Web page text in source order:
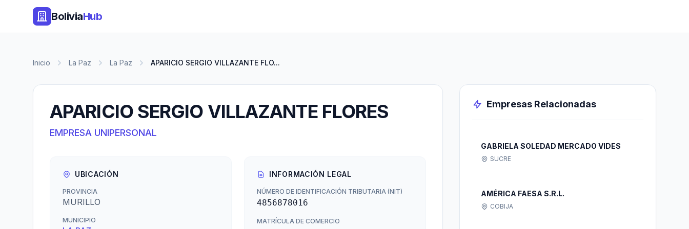
BoliviaHub
Inicio La Paz La Paz APARICIO SERGIO VILLAZANTE FLO...
APARICIO SERGIO VILLAZANTE FLORES
EMPRESA UNIPERSONAL
UBICACIÓN
PROVINCIA
MURILLO
MUNICIPIO
INFORMACIÓN LEGAL
NÚMERO DE IDENTIFICACIÓN TRIBUTARIA (NIT)
4856878016
MATRÍCULA DE COMERCIO
Empresas Relacionadas
GABRIELA SOLEDAD MERCADO VIDES
SUCRE
AMÉRICA FAESA S.R.L.
COBIJA